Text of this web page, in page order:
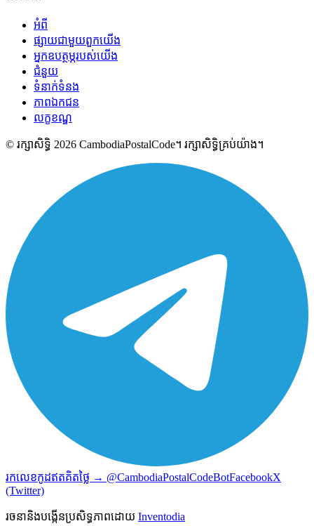
អំពី
ផ្សាយជាមួយពួកយើង
អ្នកឧបត្ថម្ភរបស់យើង
ជំនួយ
ទំនាក់ទំនង
ភាពឯកជន
លក្ខខណ្ឌ
© រក្សាសិទ្ធិ 2026 CambodiaPostalCode។ រក្សាសិទ្ធិគ្រប់យ៉ាង។
រកលេខកូដឥតគិតថ្លៃ → @CambodiaPostalCodeBotFacebookX
(Twitter)
រចនានិងបង្កើនប្រសិទ្ធភាពដោយ Inventodia